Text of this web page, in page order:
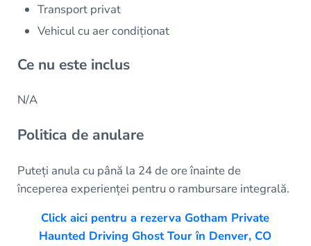
Transport privat
Vehicul cu aer condiționat
Ce nu este inclus
N/A
Politica de anulare
Puteți anula cu până la 24 de ore înainte de
începerea experienței pentru o rambursare integrală.
Click aici pentru a rezerva Gotham Private
Haunted Driving Ghost Tour în Denver, CO